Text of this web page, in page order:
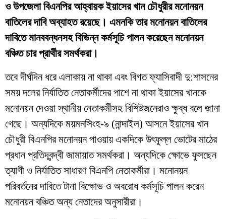
ও উপজেলা বিএনপির আহ্বায়ক ইয়াসের খান চৌধুরীর মনোনয়ন
বাতিলের দাবি অব্যাহত রয়েছে। এমনকি তার মনোনয়ন বাতিলের
দাবিতে মানববন্ধনসহ বিভিন্ন কর্মসূচি পালন করেছেন মনোনয়ন
বঞ্চিত চার প্রার্থীর সমর্থকরা।
তবে দীর্ঘদিন ধরে এলাকায় না থাকা এবং বিগত ফ্যাসিবাদী দু:শাসনের
সময় দলের নির্যাতিত নেতাকর্মীদের পাশে না থাকা ইয়াসের খানকে
মনোনয়ন দেওয়া স্থানীয় নেতাকর্মীসহ বিশিষ্টজনেরাও ক্ষুব্ধ বলে জানা
গেছে। অন্যদিকে ময়মনসিংহ-৯ (নান্দাইল) আসনে ইয়াসের খান
চৌধুরী বিএনপির মনোনয়ন পাওয়ায় একদিকে উৎফুল্ল ভোটের মাঠের
প্রধান প্রতিদ্বন্দ্বী জামায়াত সমর্থকরা। অন্যদিকে ক্ষোভে ফুসছেন
ত্যাগী ও নির্যাতিত সাধারণ বিএনপি নেতাকর্মীরা। মনোনয়ন
পরিবর্তনের দাবিতে টানা বিক্ষোভ ও অবরোধ কর্মসূচি পালন করেন
মনোনয়ন বঞ্চিত অন্য নেতাদের অনুসারীরা।